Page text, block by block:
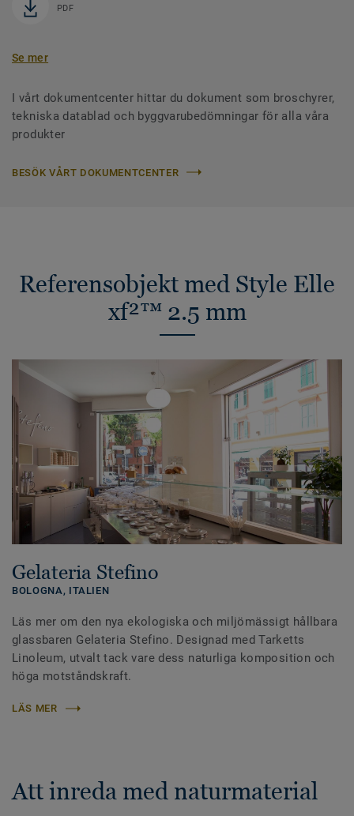
PDF
Se mer
I vårt dokumentcenter hittar du dokument som broschyrer,
tekniska datablad och byggvarubedömningar för alla våra
produkter
BESÖK VÅRT DOKUMENTCENTER
Referensobjekt med Style Elle
xf²™ 2.5 mm
Gelateria Stefino
BOLOGNA, ITALIEN
Läs mer om den nya ekologiska och miljömässigt hållbara
glassbaren Gelateria Stefino. Designad med Tarketts
Linoleum, utvalt tack vare dess naturliga komposition och
höga motståndskraft.
LÄS MER
Att inreda med naturmaterial